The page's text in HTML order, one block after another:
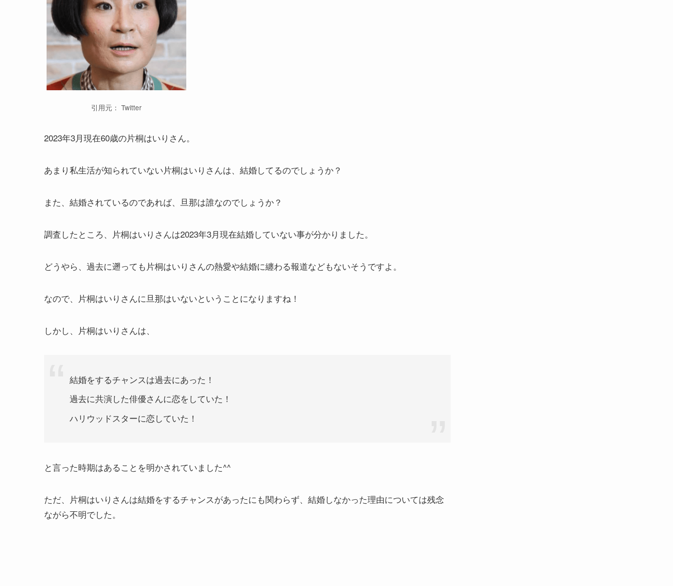
引用元： Twitter
2023年3月現在60歳の片桐はいりさん。
あまり私生活が知られていない片桐はいりさんは、結婚してるのでしょうか？
また、結婚されているのであれば、旦那は誰なのでしょうか？
調査したところ、片桐はいりさんは2023年3月現在結婚していない事が分かりました。
どうやら、過去に遡っても片桐はいりさんの熱愛や結婚に纏わる報道などもないそうですよ。
なので、片桐はいりさんに旦那はいないということになりますね！
しかし、片桐はいりさんは、
結婚をするチャンスは過去にあった！
過去に共演した俳優さんに恋をしていた！
ハリウッドスターに恋していた！
と言った時期はあることを明かされていました^^
ただ、片桐はいりさんは結婚をするチャンスがあったにも関わらず、結婚しなかった理由については残念
ながら不明でした。